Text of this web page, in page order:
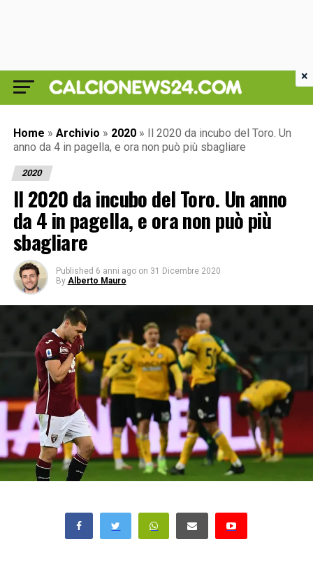
Home » Archivio » 2020 » Il 2020 da incubo del Toro. Un
anno da 4 in pagella, e ora non può più sbagliare
2020
Il 2020 da incubo del Toro. Un anno
da 4 in pagella, e ora non può più
sbagliare
Published 6 anni ago on 31 Dicembre 2020
By Alberto Mauro
×